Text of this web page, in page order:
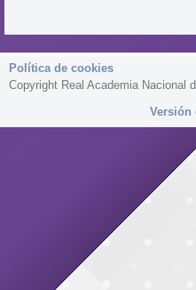
Política de cookies
Copyright Real Academia Nacional
Versión